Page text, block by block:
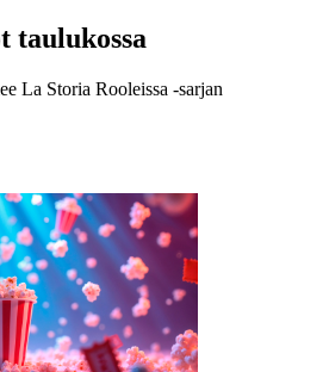
taulukossa
La Storia Rooleissa -sarjan